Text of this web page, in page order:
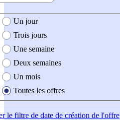
création de l'offre
Un jour
Trois jours
Une semaine
Deux semaines
Un mois
Toutes les offres
le filtre de date de création de l'offre